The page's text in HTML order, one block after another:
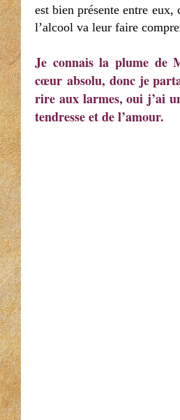
est bien présente entre eux,
l’alcool va leur faire
Je connais la plume de
cœur absolu, donc je
rire aux larmes, oui j’ai
tendresse et de l’amour.